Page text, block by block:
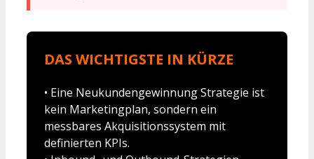
DAS WICHTIGSTE IN KÜRZE
• Eine Neukundengewinnung Strategie ist
kein Marketingplan, sondern ein
messbares Akquisitionssystem mit
definierten KPIs.